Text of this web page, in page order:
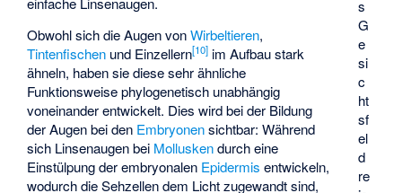
s
G
e
si
c
ht
sf
el
d
re
Obwohl sich die Augen vonWirbeltieren,
Tintenfischen und Einzellern[10] im Aufbau stark
ähneln, haben sie diese sehr ähnliche
Funktionsweise phylogenetisch unabhängig
voneinander entwickelt. Dies wird bei der Bildung
der Augen bei den Embryonensichtbar: Während
sich Linsenaugen bei Molluskendurch eine
Einstülpung der embryonalen Epidermis entwickeln,
wodurch die Sehzellen dem Licht zugewandt sind,